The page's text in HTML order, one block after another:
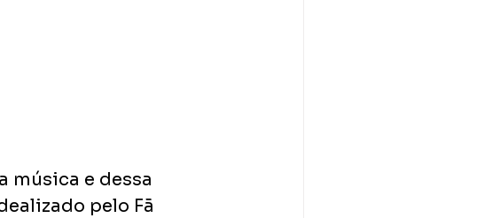
música e dessa
pelo Fã